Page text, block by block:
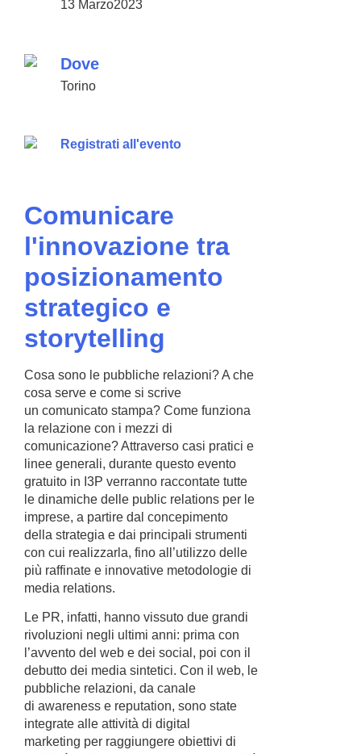
Comunicare
l'innovazione tra
posizionamento
strategico e
storytelling
Cosa sono le pubbliche relazioni? A che
cosa serve e come si scrive
un comunicato stampa? Come funziona
la relazione con i mezzi di
comunicazione? Attraverso casi pratici e
linee generali, durante questo evento
gratuito in I3P verranno raccontate tutte
le dinamiche delle public relations per le
imprese, a partire dal concepimento
della strategia e dai principali strumenti
con cui realizzarla, fino all’utilizzo delle
più raffinate e innovative metodologie di
media relations.
Le PR, infatti, hanno vissuto due grandi
rivoluzioni negli ultimi anni: prima con
l’avvento del web e dei social, poi con il
debutto dei media sintetici. Con il web, le
pubbliche relazioni, da canale
di awareness e reputation, sono state
integrate alle attività di digital
marketing per raggiungere obiettivi di
13 Marzo2023
Dove
Torino
Registrati all'evento